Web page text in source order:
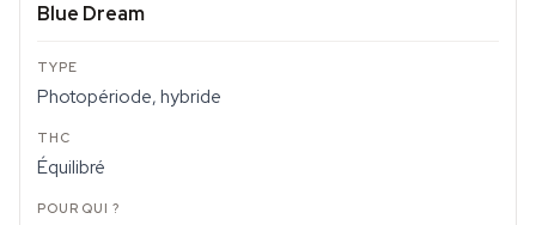
Blue Dream
Photopériode, hybride
Équilibré